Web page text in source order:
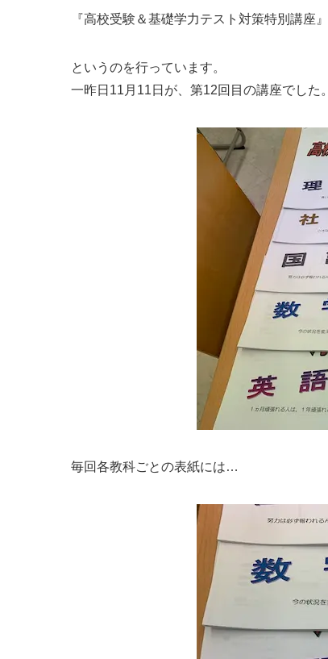
『高校受験＆基礎学力テスト対策特別講座』
というのを行っています。
一昨日11月11日が、第12回目の講座でした。
毎回各教科ごとの表紙には…